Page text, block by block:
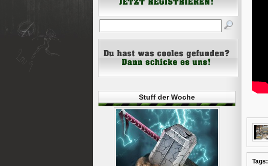
Tags:
Stuff der Woche